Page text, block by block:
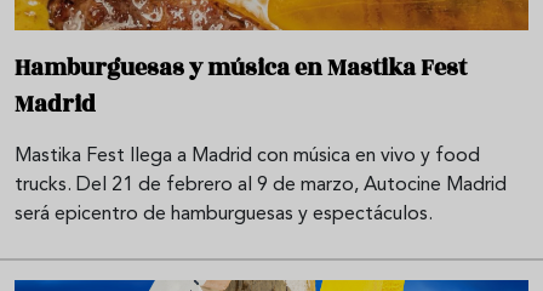
Hamburguesas y música en Mastika Fest
Madrid
Mastika Fest llega a Madrid con música en vivo y food
trucks. Del 21 de febrero al 9 de marzo, Autocine Madrid
será epicentro de hamburguesas y espectáculos.